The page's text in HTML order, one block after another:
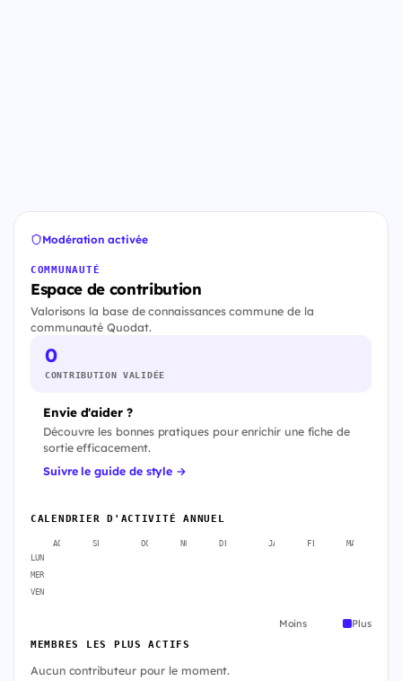
Modération activée
COMMUNAUTÉ
Espace de contribution
Valorisons la base de connaissances commune de la
communauté Quodat.
0
CONTRIBUTION VALIDÉE
Envie d'aider ?
Découvre les bonnes pratiques pour enrichir une fiche de
sortie efficacement.
Suivre le guide de style →
CALENDRIER D'ACTIVITÉ ANNUEL
AOÛT SEPT. OCT. NOV. DÉC. JANV. FÉVR. MARS
LUN
MER
VEN
Moins Plus
MEMBRES LES PLUS ACTIFS
Aucun contributeur pour le moment.